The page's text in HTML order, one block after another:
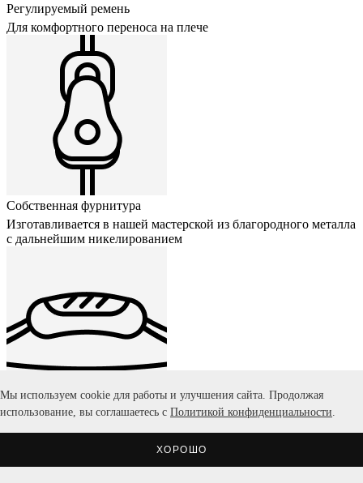
Регулируемый ремень
Для комфортного переноса на плече
Собственная фурнитура
Изготавливается в нашей мастерской из благородного металла
с дальнейшим никелированием
Эргономичная ручка
Выполнена из массива дерева или обтянута кожей с
Подробнее о тубусе
Мы используем cookie для работы и улучшения сайта. Продолжая
использование, вы соглашаетесь с Политикой конфиденциальности.
ХОРОШО